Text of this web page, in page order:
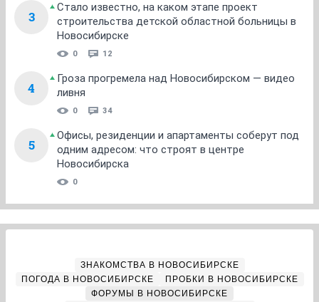
3
Стало известно, на каком этапе проект
строительства детской областной больницы в
Новосибирске
0 12
4
Гроза прогремела над Новосибирском — видео
ливня
0 34
5
Офисы, резиденции и апартаменты соберут под
одним адресом: что строят в центре
Новосибирска
0
ЗНАКОМСТВА В НОВОСИБИРСКЕ
ПОГОДА В НОВОСИБИРСКЕ
ПРОБКИ В НОВОСИБИРСКЕ
ФОРУМЫ В НОВОСИБИРСКЕ